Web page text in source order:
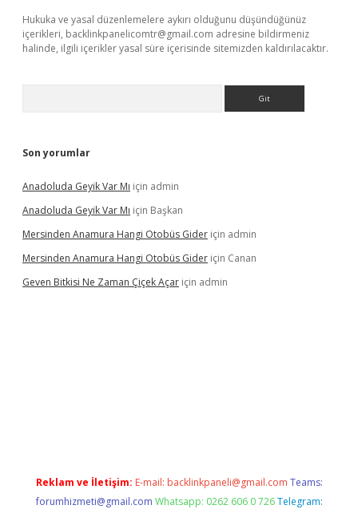
Hukuka ve yasal düzenlemelere aykırı olduğunu düşündüğünüz
içerikleri, backlinkpanelicomtr@gmail.com adresine bildirmeniz
halinde, ilgili içerikler yasal süre içerisinde sitemizden kaldırılacaktır.
Son yorumlar
Anadoluda Geyik Var Mı için admin
Anadoluda Geyik Var Mı için Başkan
Mersinden Anamura Hangi Otobüs Gider için admin
Mersinden Anamura Hangi Otobüs Gider için Canan
Geven Bitkisi Ne Zaman Çiçek Açar için admin
Reklam ve İletişim: E-mail: backlinkpaneli@gmail.com Teams:
forumhizmeti@gmail.com Whatsapp: 0262 606 0 726 Telegram: